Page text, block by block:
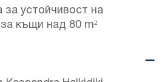
за устойчивост на
къщи над 80 m²